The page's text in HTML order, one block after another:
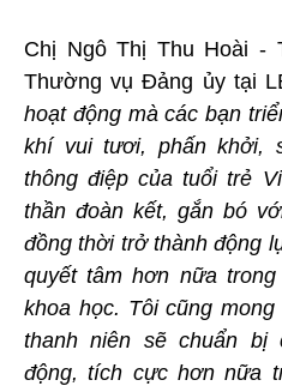
Chị Ngô Thị Thu Hoài -
Thường vụ Đảng ủy tại
hoạt động mà các bạn
khí vui tươi, phấn khởi,
thông điệp của tuổi trẻ
thần đoàn kết, gắn bó
đồng thời trở thành động
quyết tâm hơn nữa
khoa học. Tôi cũng
thanh niên sẽ chuẩn bị
động, tích cực hơn nữa